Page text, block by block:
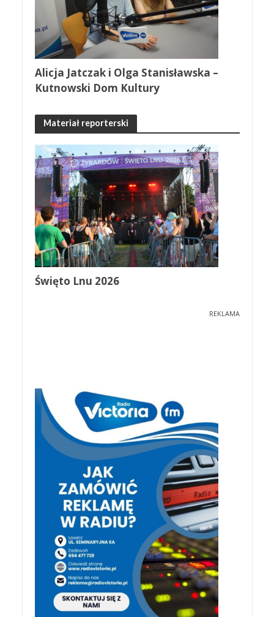
Alicja Jatczak i Olga Stanisławska –
Kutnowski Dom Kultury
Materiał reporterski
Święto Lnu 2026
REKLAMA